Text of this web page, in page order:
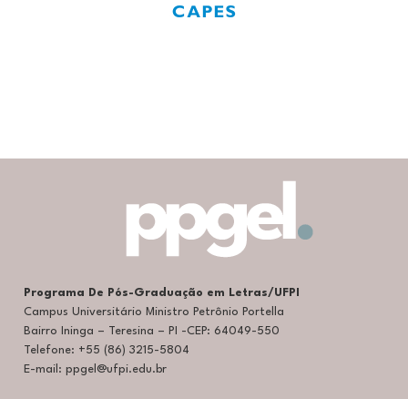
Programa De Pós-Graduação em Letras/UFPI
Campus Universitário Ministro Petrônio Portella
Bairro Ininga – Teresina – PI -CEP: 64049-550
Telefone: +55 (86) 3215-5804
E-mail: ppgel@ufpi.edu.br